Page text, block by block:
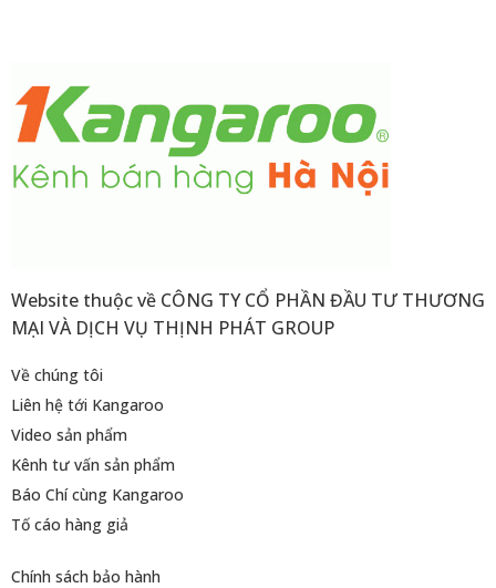
Website thuộc về CÔNG TY CỔ PHẦN ĐẦU TƯ THƯƠNG
MẠI VÀ DỊCH VỤ THỊNH PHÁT GROUP
Về chúng tôi
Liên hệ tới Kangaroo
Video sản phẩm
Kênh tư vấn sản phẩm
Báo Chí cùng Kangaroo
Tố cáo hàng giả
Chính sách bảo hành